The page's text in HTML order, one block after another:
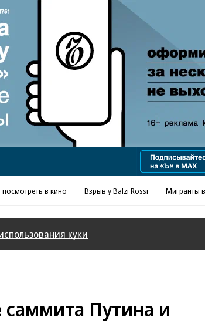
Реклама в «Ъ» www.kommersant.ru/ad
посмотреть в кино Взрыв у Balzi Rossi Мигранты
куки
саммита Путина и